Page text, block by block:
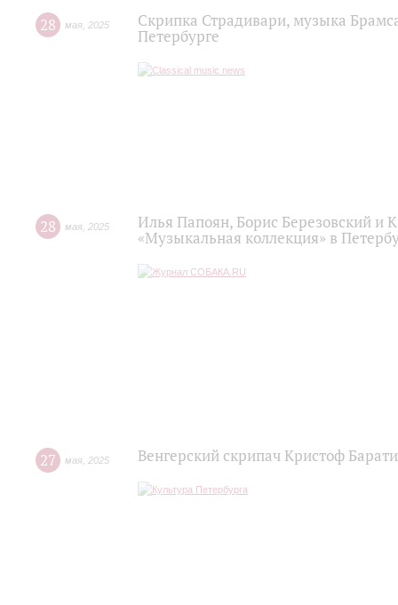
28 мая 2025
Скрипка Страдивари, музыка
Петербурге
28 мая 2025
Илья Папоян, Борис Березовский и
«Музыкальная коллекция» в
27 мая 2025 Венгерский скрипач Кристоф